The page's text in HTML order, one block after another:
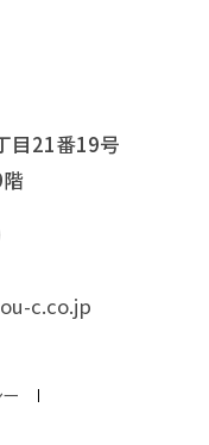
目21番19号
c.co.jp